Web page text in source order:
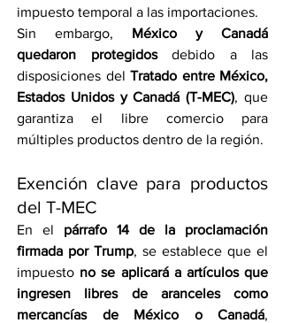
impuesto temporal a las importaciones.
Sin embargo, México y Canadá
quedaron protegidos debido a las
disposiciones del Tratado entre México,
Estados Unidos y Canadá (T-MEC), que
garantiza el libre comercio para
múltiples productos dentro de la región.
Exención clave para productos
del T-MEC
En el párrafo 14 de la proclamación
firmada por Trump, se establece que el
impuesto no se aplicará a artículos que
ingresen libres de aranceles como
mercancías de México o Canadá,